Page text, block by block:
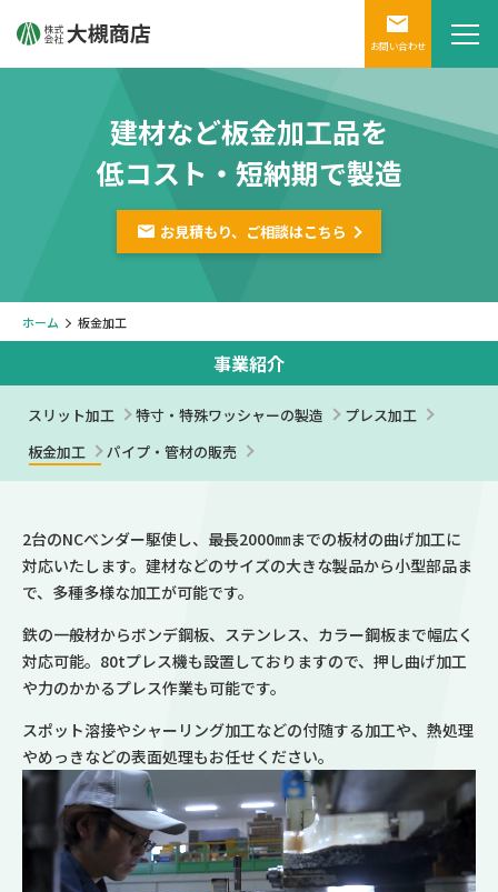
お問い合わせ
建材など板金加工品を
低コスト・短納期で製造
お見積もり、ご相談はこちら
ホーム 板金加工
事業紹介
スリット加工 特寸・特殊ワッシャーの製造
プレス加工
板金加工
パイプ・管材の販売
2台のNCベンダー駆使し、最長2000㎜までの板材の曲げ加工に
対応いたします。建材などのサイズの大きな製品から小型部品ま
で、多種多様な加工が可能です。
鉄の一般材からボンデ鋼板、ステンレス、カラー鋼板まで幅広く
対応可能。80tプレス機も設置しておりますので、押し曲げ加工
や力のかかるプレス作業も可能です。
スポット溶接やシャーリング加工などの付随する加工や、熱処理
やめっきなどの表面処理もお任せください。